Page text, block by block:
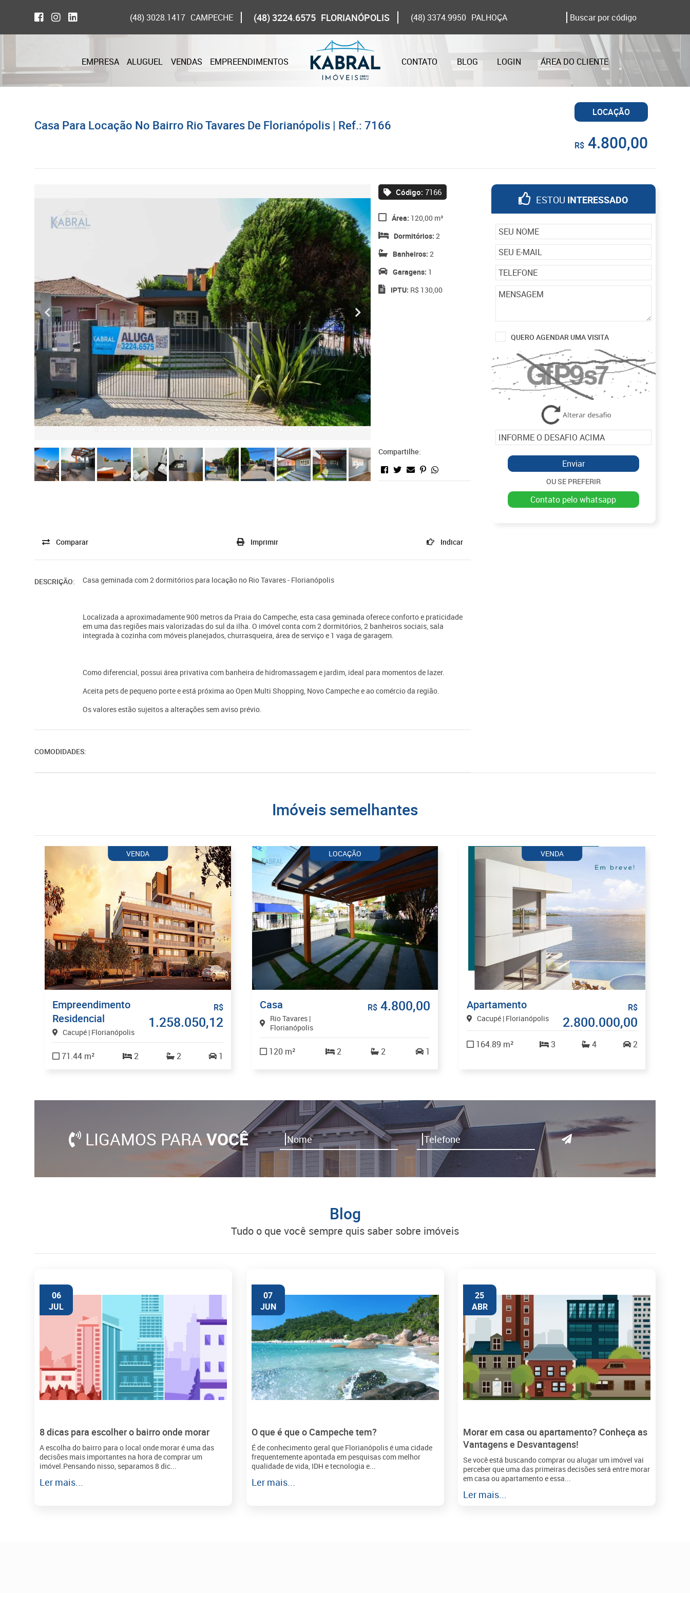
(48) 3028.1417 CAMPECHE (48) 3224.6575 FLORIANÓPOLIS (48) 3374.9950 PALHOÇA
EMPRESA ALUGUEL VENDAS EMPREENDIMENTOS CONTATO BLOG LOGIN ÁREA DO CLIENTE
Casa Para Locação No Bairro Rio Tavares De Florianópolis | Ref.: 7166
LOCAÇÃO
R$4.800,00
ESTOU INTERESSADO
QUERO AGENDAR UMA VISITA
Enviar
OU SE PREFERIR
contato pelo whatsapp
Código: 7166
Área: 120,00 m²
Dormitórios: 2
Banheiros: 2
Garagens: 1
IPTU: R$ 130,00
Compartilhe:
Comparar Imprimir Indicar
DESCRIÇÃO: Casa geminada com 2 dormitórios para locação no Rio Tavares - Florianópolis
Localizada a aproximadamente 900 metros da Praia do Campeche, esta casa geminada oferece conforto e praticidade
em uma das regiões mais valorizadas do sul da ilha. O imóvel conta com 2 dormitórios, 2 banheiros sociais, sala
integrada à cozinha com móveis planejados, churrasqueira, área de serviço e 1 vaga de garagem.
Como diferencial, possui área privativa com banheira de hidromassagem e jardim, ideal para momentos de lazer.
Aceita pets de pequeno porte e está próxima ao Open Multi Shopping, Novo Campeche e ao comércio da região.
Os valores estão sujeitos a alterações sem aviso prévio.
COMODIDADES:
imóveis semelhantes
VENDA
Empreendimento
Residencial
Cacupé | Florianópolis
R$
1.258.050,12
71.44 m² 2 2 1
LOCAÇÃO
Casa
Rio Tavares |
Florianópolis
R$ 4.800,00
120 m² 2 2 1
VENDA
Apartamento
Cacupé | Florianópolis
R$
2.800.000,00
164.89 m² 3 4 2
LIGAMOS PARAVOCÊ
Blog
tudo o que você sempre quis saber sobre imóveis
06
JUL
8 dicas para escolher o bairro onde morar
A escolha do bairro para o local onde morar é uma das
decisões mais importantes na hora de comprar um
imóvel.Pensando nisso, separamos 8 dic...
Ler mais...
07
JUN
O que é que o Campeche tem?
É de conhecimento geral que Florianópolis é uma cidade
frequentemente apontada em pesquisas com melhor
qualidade de vida, IDH e tecnologia e...
Ler mais...
25
ABR
Morar em casa ou apartamento? Conheça as
Vantagens e Desvantagens!
Se você está buscando comprar ou alugar um imóvel vai
perceber que uma das primeiras decisões será entre morar
em casa ou apartamento e essa...
Ler mais...